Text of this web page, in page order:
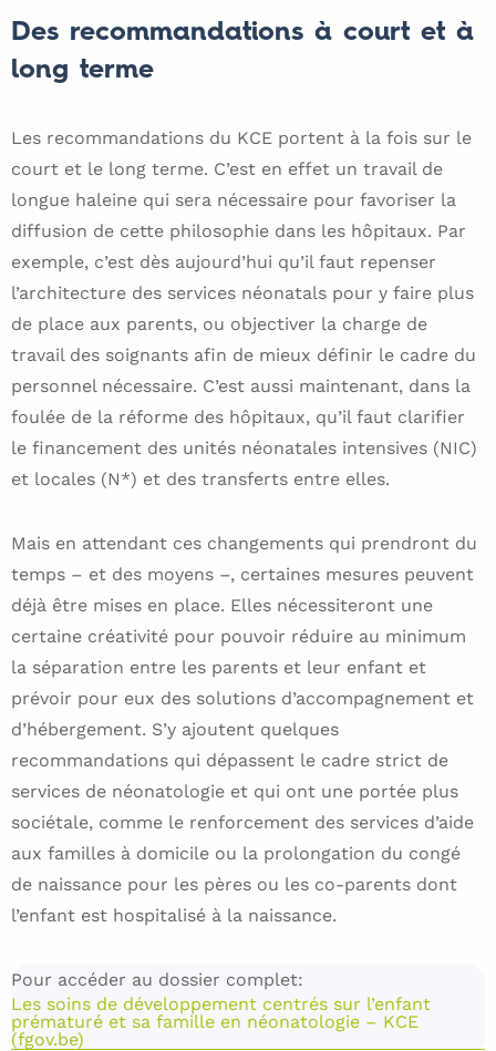
Des recommandations à court et à
long terme
Les recommandations du KCE portent à la fois sur le
court et le long terme. C’est en effet un travail de
longue haleine qui sera nécessaire pour favoriser la
diffusion de cette philosophie dans les hôpitaux. Par
exemple, c’est dès aujourd’hui qu’il faut repenser
l’architecture des services néonatals pour y faire plus
de place aux parents, ou objectiver la charge de
travail des soignants afin de mieux définir le cadre du
personnel nécessaire. C’est aussi maintenant, dans la
foulée de la réforme des hôpitaux, qu’il faut clarifier
le financement des unités néonatales intensives (NIC)
et locales (N*) et des transferts entre elles.
Mais en attendant ces changements qui prendront du
temps – et des moyens –, certaines mesures peuvent
déjà être mises en place. Elles nécessiteront une
certaine créativité pour pouvoir réduire au minimum
la séparation entre les parents et leur enfant et
prévoir pour eux des solutions d’accompagnement et
d’hébergement. S’y ajoutent quelques
recommandations qui dépassent le cadre strict de
services de néonatologie et qui ont une portée plus
sociétale, comme le renforcement des services d’aide
aux familles à domicile ou la prolongation du congé
de naissance pour les pères ou les co-parents dont
l’enfant est hospitalisé à la naissance.
Pour accéder au dossier complet:
Les soins de développement centrés sur l’enfant
prématuré et sa famille en néonatologie – KCE
(fgov.be)